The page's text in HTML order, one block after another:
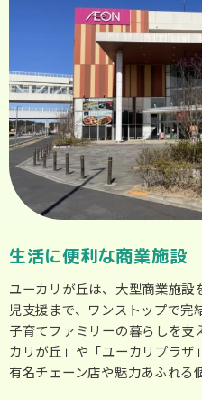
生活に便利な商業施設
ユーカリが丘は、大型商業施
児支援まで、ワンストップで
子育てファミリーの暮らしを支
カリが丘」や「ユーカリプラザ
有名チェーン店や魅力あふれる